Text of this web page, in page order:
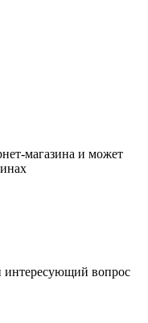
магазина и может
интересующий вопрос